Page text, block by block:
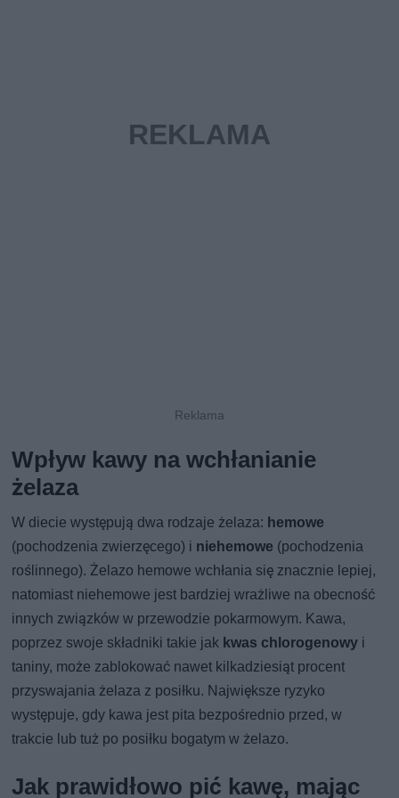
Wpływ kawy na wchłanianie
żelaza
W diecie występują dwa rodzaje żelaza: hemowe
(pochodzenia zwierzęcego) i niehemowe (pochodzenia
roślinnego). Żelazo hemowe wchłania się znacznie lepiej,
natomiast niehemowe jest bardziej wrażliwe na obecność
innych związków w przewodzie pokarmowym. Kawa,
poprzez swoje składniki takie jak kwas chlorogenowy i
taniny, może zablokować nawet kilkadziesiąt procent
przyswajania żelaza z posiłku. Największe ryzyko
występuje, gdy kawa jest pita bezpośrednio przed, w
trakcie lub tuż po posiłku bogatym w żelazo.
Jak prawidłowo pić kawę, mając